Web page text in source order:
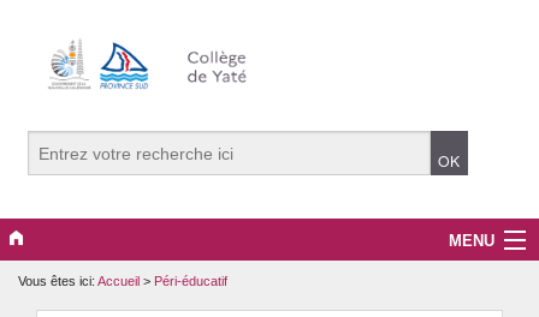
MENU
Le collège
Vous êtes ici: Accueil > Péri-éducatif